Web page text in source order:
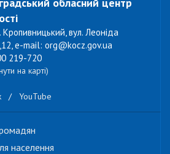
Кропивницький, вул. Леоніда
e-mail: org@kocz.gov.ua
219-720
на карті)
/ YouTube
населення